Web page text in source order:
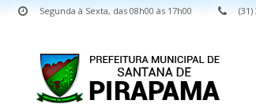
Segunda à Sexta, das 08h00 às 17h00 (31)